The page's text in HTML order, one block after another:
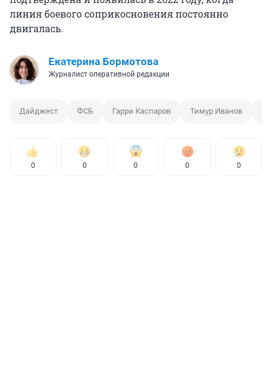
линия боевого соприкосновения постоянно
двигалась.
Екатерина Бормотова
Журналист оперативной редакции
Дайджест ФСБ Гарри Каспаров Тимур Иванов
0 0 0 0 0